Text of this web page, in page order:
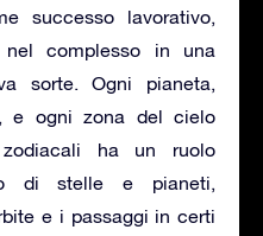
successo lavorativo,
complesso in una
sorte. Ogni pianeta,
e ogni zona del cielo
ha un ruolo
di stelle e pianeti,
e i passaggi in certi